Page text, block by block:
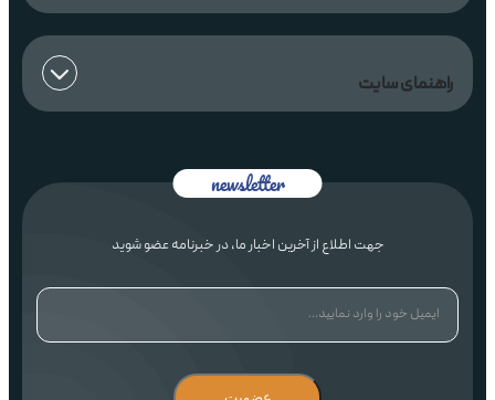
راهنمای سایت
جهت اطلاع از آخرین اخبار ما، در خبرنامه عضو شوید